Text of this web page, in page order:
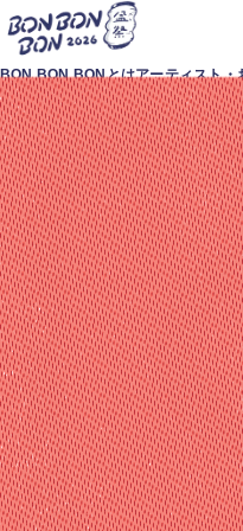
本文へスキップ
BON BON BONとはアーティスト・
焼津の夏祭り